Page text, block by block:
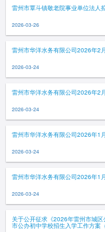
雷州市覃斗镇敬老院事业单位法人
2026-03-26
雷州市华洋水务有限公司2026年2
2026-03-24
雷州市华洋水务有限公司2026年2
2026-03-24
雷州市华洋水务有限公司2026年1
2026-03-24
雷州市华洋水务有限公司2026年1
2026-03-24
关于公开征求《2026年雷州市城
市公办初中学校招生入学工作方案